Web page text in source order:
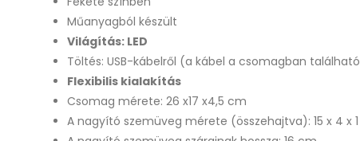
Műanyagból készült
Világítás: LED
Töltés: USB-kábelről (a kábel a csomagban
Flexibilis kialakítás
Csomag mérete: 26 x17 x4,5 cm
A nagyító szemüveg mérete (összehajtva): 15 x 4 x